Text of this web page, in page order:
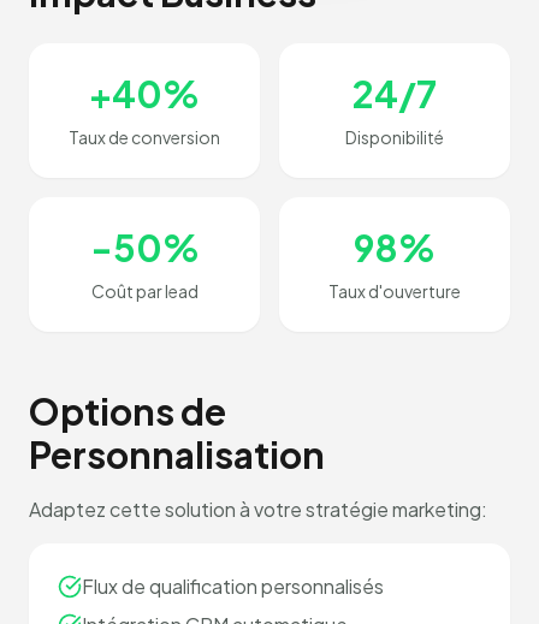
+40%
Taux de conversion
24/7
Disponibilité
-50%
Coût par lead
98%
Taux d'ouverture
Options de
Personnalisation
Adaptez cette solution à votre stratégie marketing:
Flux de qualification personnalisés